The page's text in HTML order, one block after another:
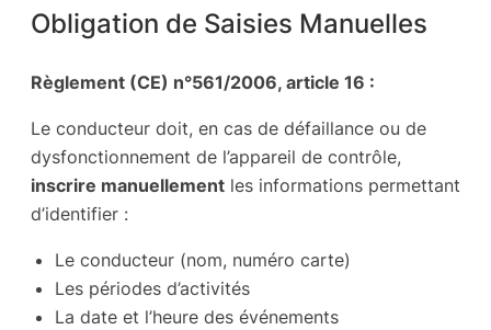
Obligation de Saisies Manuelles
Règlement (CE) n°561/2006, article 16 :
Le conducteur doit, en cas de défaillance ou de
dysfonctionnement de l’appareil de contrôle,
inscrire manuellement les informations permettant
d’identifier :
Le conducteur (nom, numéro carte)
Les périodes d’activités
La date et l’heure des événements